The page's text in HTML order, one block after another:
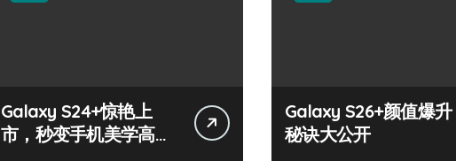
Galaxy S24+惊艳上
市，秒变手机美学高
Galaxy S26+颜值爆升
秘诀大公开